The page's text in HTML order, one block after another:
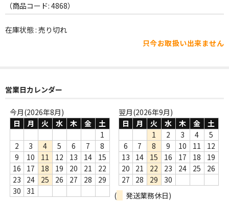
その他
Webのみ no.3
Webのみ no.4
売り切れ
Help
（商品コード: 4868）
在庫状態 : 売り切れ
只今お取扱い出来ません
営業日カレンダー
今月(2026年8月)
日
月 火 水 木 金
土
1
2
3 4 5 6 7
8
9
10 11 12 13 14
15
16
17 18 19 20 21
22
23
24 25 26 27 28
29
30
31
翌月(2026年9月)
日
月 火 水 木 金
土
1
2 3 4
5
6
7 8 9 10 11
12
13
14 15 16 17 18
19
20
21 22 23 24 25
26
27
28 29
30
(
発送業務休日)